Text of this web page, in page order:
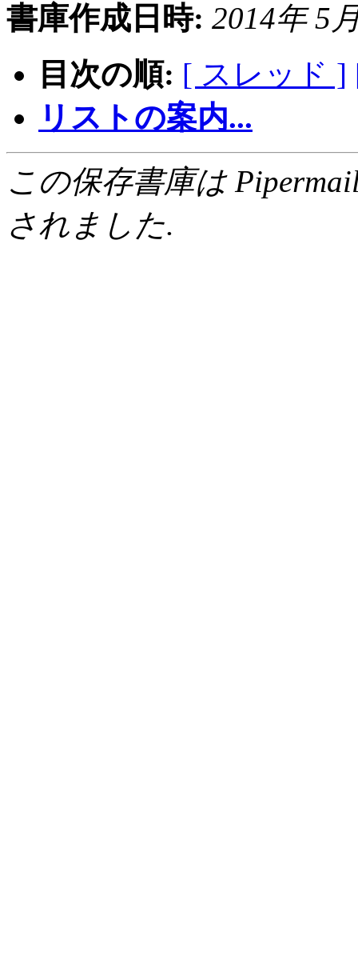
書庫作成日時: 2014年 5
目次の順: [ スレッド ]
リストの案内...
この保存書庫は
されました.